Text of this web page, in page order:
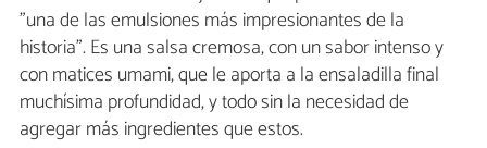
"una de las emulsiones más impresionantes de la
historia". Es una salsa cremosa, con un sabor intenso y
con matices umami, que le aporta a la ensaladilla final
muchísima profundidad, y todo sin la necesidad de
agregar más ingredientes que estos.